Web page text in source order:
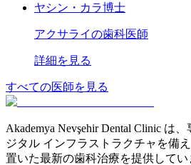
ヤシン・カラ博士
アクサライの歯科医師
詳細を見る
すべての医師を見る
Akademya Nevşehir Dental Clinic は
ジタル インフラストラクチャを備
置いた最新の歯科治療を提供してい